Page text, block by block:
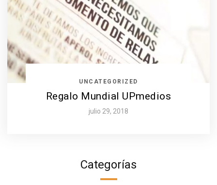
Categorías
UNCATEGORIZED
Regalo Mundial UPmedios
julio 29, 2018